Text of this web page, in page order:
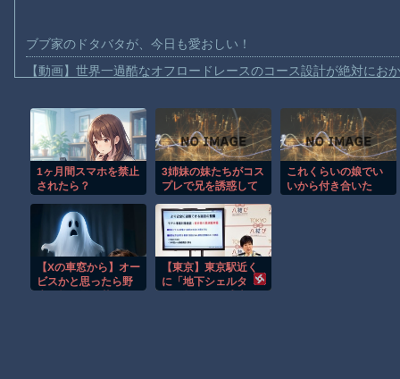
ブブ家のドタバタが、今日も愛おしい！
【動画】世界一過酷なオフロードレースのコース設計が絶対にお
ｗｗｗｗ
【珍事】サッカーの試合が原因で交通事故が起きてしまう。
【動画】急病人？横須賀の国道16号でおかしな事故が撮影される
Amazon「マンガ毎週末セール（50%還元）」アツいスポーツマ
【群馬】デカいNinja乗りさん、後方確認しない軽四に当てられて
【動画】ビッグフットの正体が判明
【動画】DJI Neo2で釣りの自撮りをしようとした男の悲劇（ノ∇`
1ヶ月間スマホを禁止
されたら？
3姉妹の妹たちがコス
プレで兄を誘惑して
これくらいの娘でい
いから付き合いた
【Xの車窓から】オー
ビスかと思ったら野
【東京】東京駅近く
に「地下シェルタ